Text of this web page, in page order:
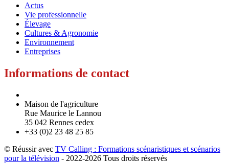
Actus
Vie professionnelle
Élevage
Cultures & Agronomie
Environnement
Entreprises
Informations de contact
Maison de l'agriculture
Rue Maurice le Lannou
35 042 Rennes cedex
+33 (0)2 23 48 25 85
© Réussir avec TV Calling : Formations scénaristiques et scénarios
pour la télévision - 2022-2026 Tous droits réservés